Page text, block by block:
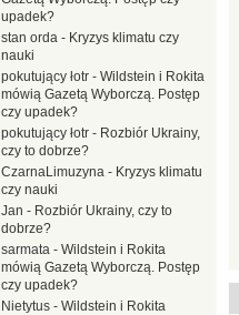
upadek?
stan orda - Kryzys klimatu czy
nauki
pokutujący łotr - Wildstein i Rokita
mówią Gazetą Wyborczą. Postęp
czy upadek?
pokutujący łotr - Rozbiór Ukrainy,
czy to dobrze?
CzarnaLimuzyna - Kryzys klimatu
czy nauki
Jan - Rozbiór Ukrainy, czy to
dobrze?
sarmata - Wildstein i Rokita
mówią Gazetą Wyborczą. Postęp
czy upadek?
Nietytus - Wildstein i Rokita